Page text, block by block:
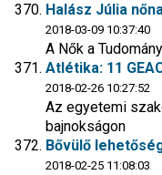
Halász Júlia
2018-03-09 10:37:40
A Nők a
Atlétika: 11
2018-02-26 10:27:52
Az egyetemi
bajnokságon
Bővülő
2018-02-25 11:08:03